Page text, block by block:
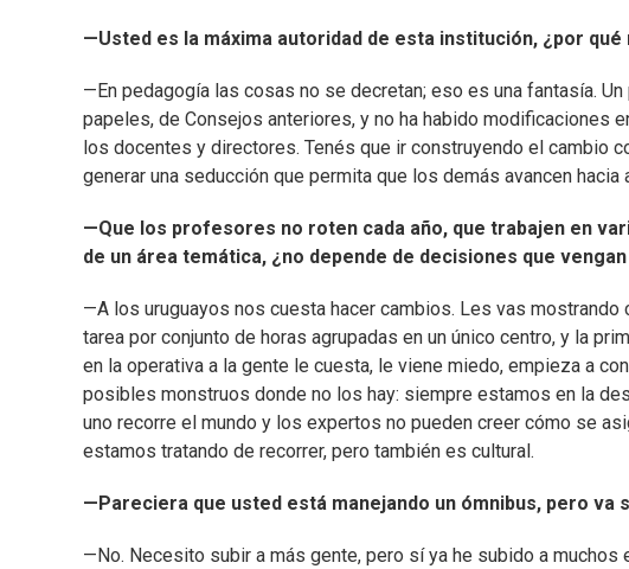
—Usted es la máxima autoridad de esta institución, ¿por
—En pedagogía las cosas no se decretan; eso es una fantasía.
papeles, de Consejos anteriores, y no ha habido modificaciones
los docentes y directores. Tenés que ir construyendo el cambio
generar una seducción que permita que los demás avancen hacia
—Que los profesores no roten cada año, que trabajen en
de un área temática, ¿no depende de decisiones que
—A los uruguayos nos cuesta hacer cambios. Les vas
tarea por conjunto de horas agrupadas en un único centro, y la
en la operativa a la gente le cuesta, le viene miedo, empieza a
posibles monstruos donde no los hay: siempre estamos en la
uno recorre el mundo y los expertos no pueden creer cómo se
estamos tratando de recorrer, pero también es cultural.
—Pareciera que usted está manejando un ómnibus, pero va
—No. Necesito subir a más gente, pero sí ya he subido a